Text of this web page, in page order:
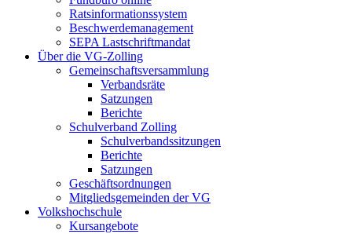
Ratsinformationssystem
Beschwerdemanagement
SEPA Lastschriftmandat
Über die VG-Zolling
Gemeinschaftsversammlung
Verbandsräte
Satzungen
Berichte
Schulverband Zolling
Schulverbandssitzungen
Berichte
Satzungen
Geschäftsordnungen
Mitgliedsgemeinden der VG
Volkshochschule
Kursangebote